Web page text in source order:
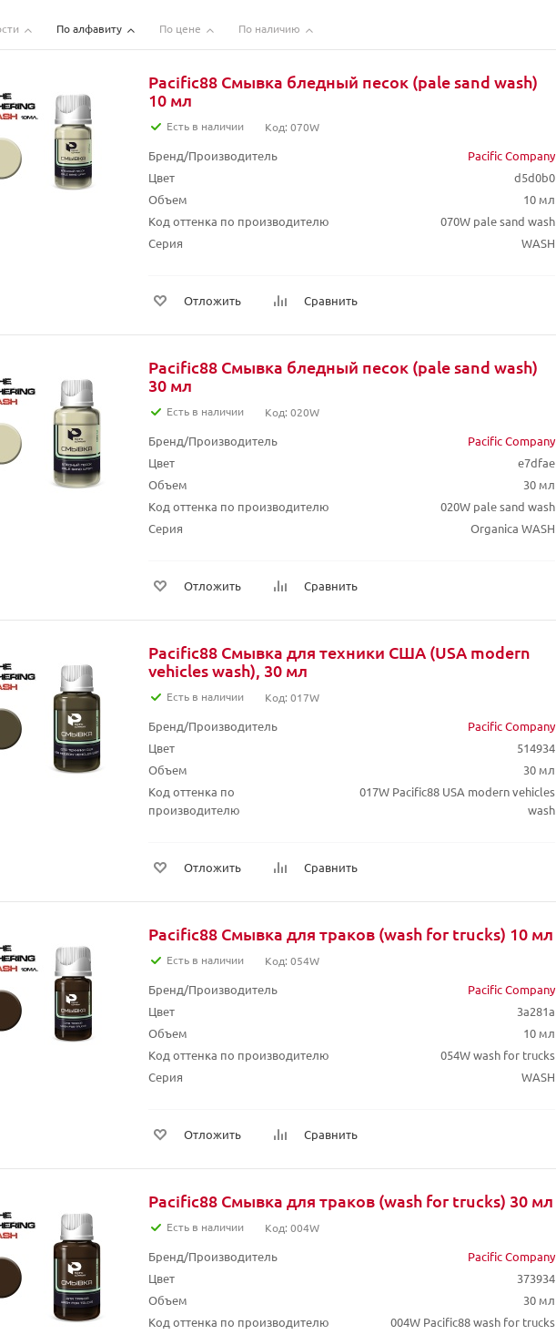
По алфавиту По цене По наличию
Pacific88 Смывка бледный песок (pale sand wash)
10 мл
Есть в наличии Код: 070W
Бренд/Производитель
Pacific Company
Цвет
d5d0b0
Объем
10 мл
Код оттенка по производителю
070W pale sand wash
Серия
WASH
Отложить Сравнить
Pacific88 Смывка бледный песок (pale sand wash)
30 мл
Есть в наличии Код: 020W
Бренд/Производитель
Pacific Company
Цвет
e7dfae
Объем
30 мл
Код оттенка по производителю
020W pale sand wash
Серия
Organica WASH
Отложить Сравнить
Pacific88 Смывка для техники США (USA modern
vehicles wash), 30 мл
Есть в наличии Код: 017W
Бренд/Производитель
Pacific Company
Цвет
514934
Объем
30 мл
Код оттенка по
производителю
017W Pacific88 USA modern vehicles
wash
Отложить Сравнить
Pacific88 Смывка для траков (wash for trucks) 10 мл
Есть в наличии Код: 054W
Бренд/Производитель
Pacific Company
Цвет
3a281a
Объем
10 мл
Код оттенка по производителю
054W wash for trucks
Серия
WASH
Отложить Сравнить
Pacific88 Смывка для траков (wash for trucks) 30 мл
Есть в наличии Код: 004W
Бренд/Производитель
Pacific Company
Цвет
373934
Объем
30 мл
Код оттенка по производителю
004W Pacific88 wash for trucks